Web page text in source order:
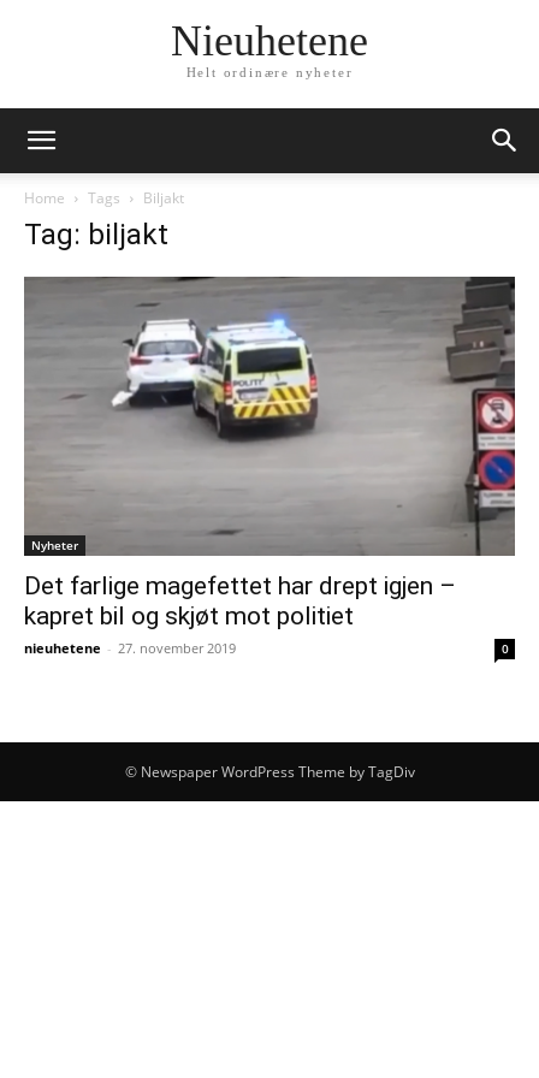
Nieuhetene
Helt ordinære nyheter
Home Tags Biljakt
Tag: biljakt
Nyheter
Det farlige magefettet har drept igjen –
kapret bil og skjøt mot politiet
nieuhetene - 27. november 2019 0
© Newspaper WordPress Theme by TagDiv